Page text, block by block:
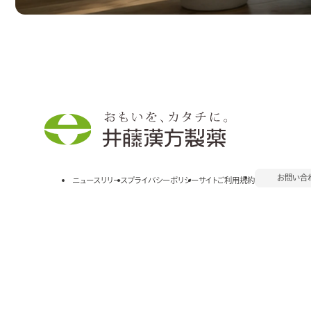
ニュースリリースプライバシーポリシーサイトご利用規約 お問い合